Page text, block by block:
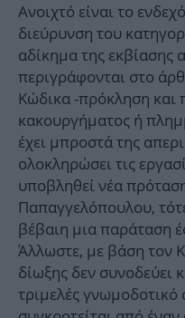
Ανοιχτό είναι το
διεύρυνση του
αδίκημα της εκβίασης
περιγράφονται στο
Κώδικα -πρόκληση και
κακουργήματος ή
έχει μπροστά της
ολοκληρώσει τις
υποβληθεί νέα
Παπαγγελόπουλου,
βέβαιη μια παράταση
Άλλωστε, με βάση τον
δίωξης δεν συνοδεύει
τριμελές